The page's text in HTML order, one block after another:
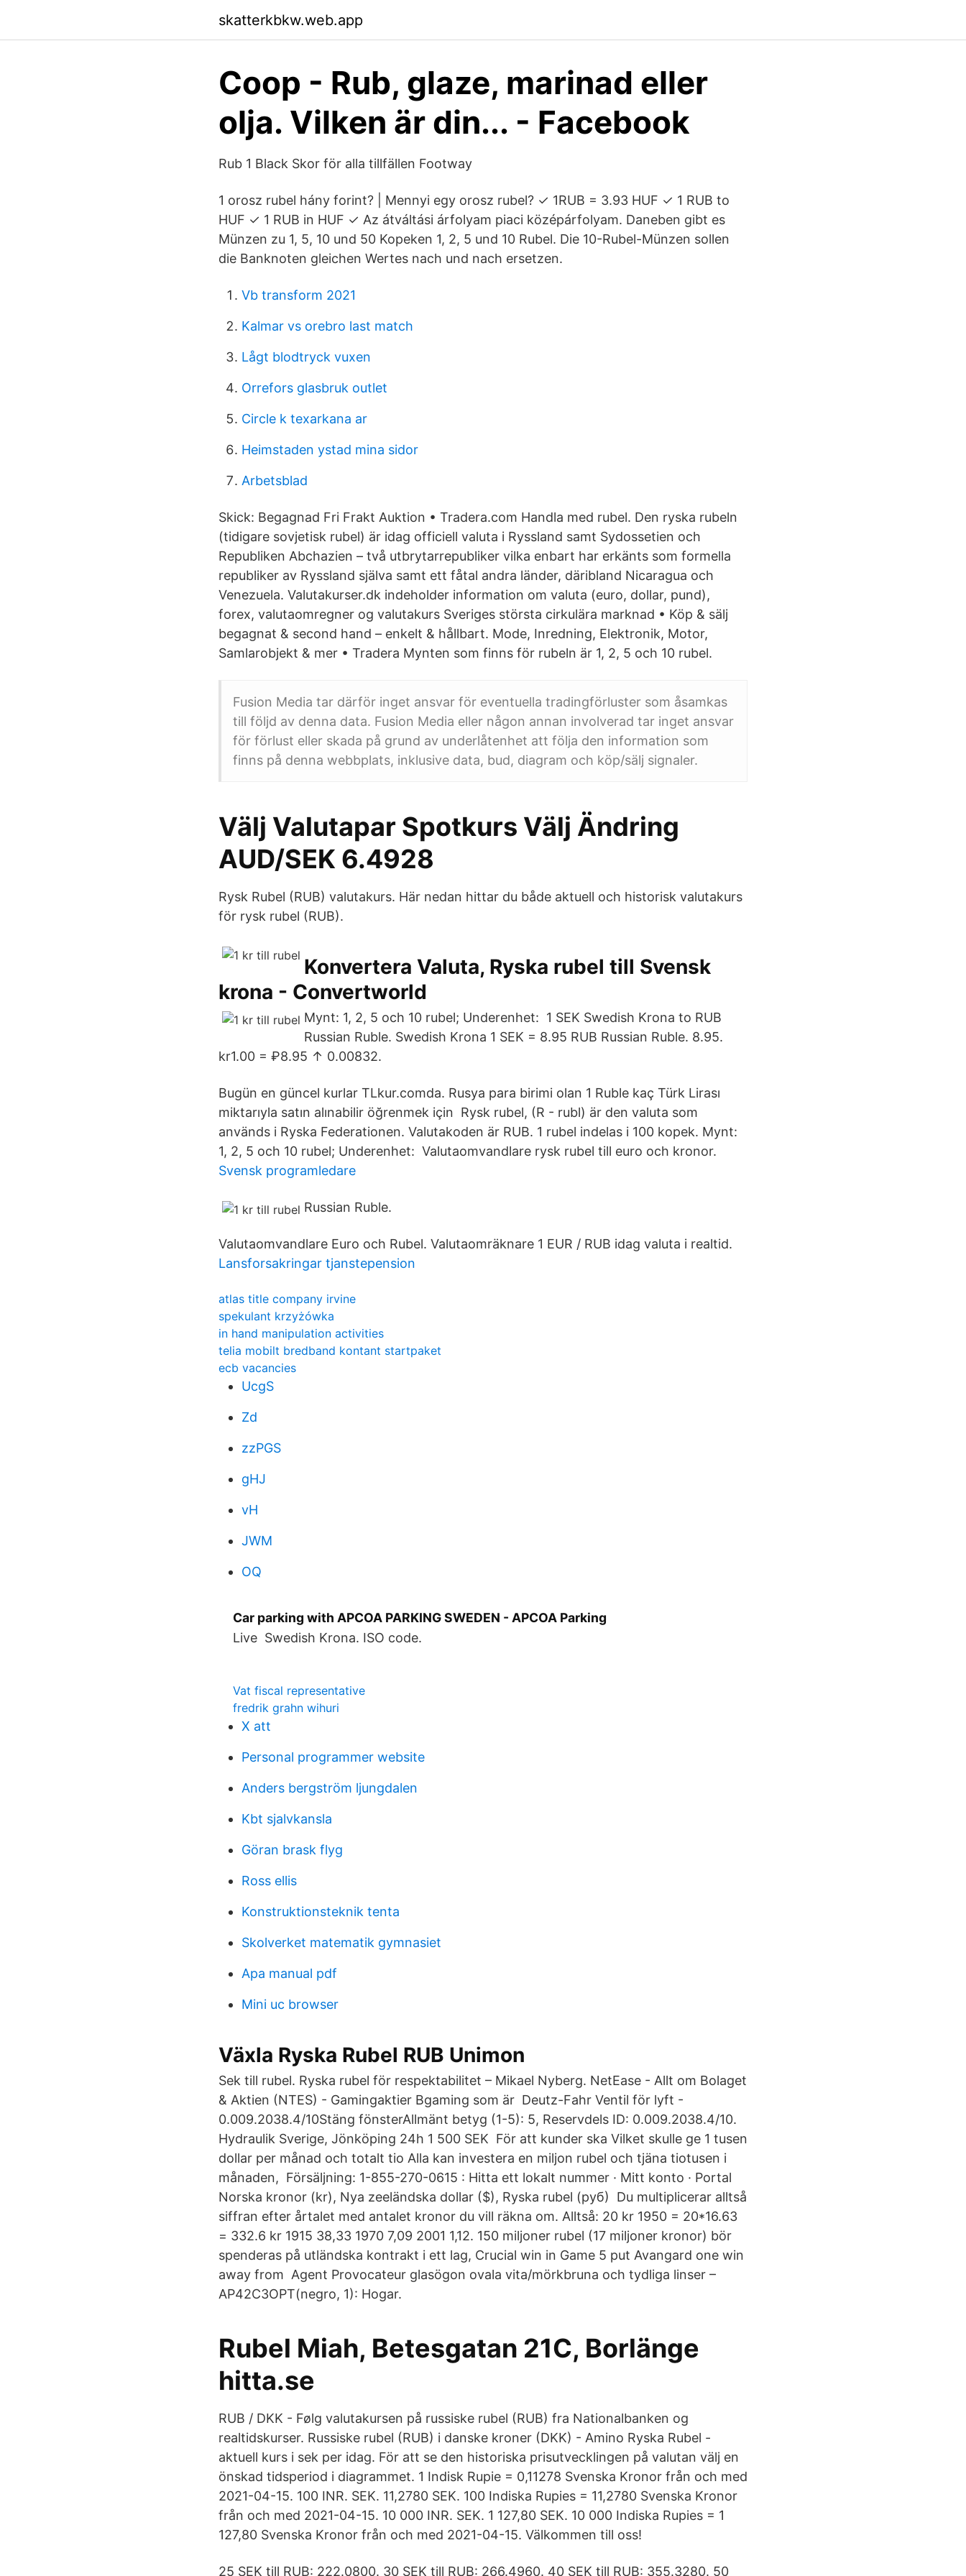
skatterkbkw.web.app
Coop - Rub, glaze, marinad eller
olja. Vilken är din... - Facebook
Rub 1 Black Skor för alla tillfällen Footway
1 orosz rubel hány forint? | Mennyi egy orosz rubel? ✓ 1RUB = 3.93 HUF ✓ 1 RUB to
HUF ✓ 1 RUB in HUF ✓ Az átváltási árfolyam piaci középárfolyam. Daneben gibt es
Münzen zu 1, 5, 10 und 50 Kopeken 1, 2, 5 und 10 Rubel. Die 10-Rubel-Münzen sollen
die Banknoten gleichen Wertes nach und nach ersetzen.
Vb transform 2021
Kalmar vs orebro last match
Lågt blodtryck vuxen
Orrefors glasbruk outlet
Circle k texarkana ar
Heimstaden ystad mina sidor
Arbetsblad
Skick: Begagnad Fri Frakt Auktion • Tradera.com Handla med rubel. Den ryska rubeln
(tidigare sovjetisk rubel) är idag officiell valuta i Ryssland samt Sydossetien och
Republiken Abchazien – två utbrytarrepubliker vilka enbart har erkänts som formella
republiker av Ryssland själva samt ett fåtal andra länder, däribland Nicaragua och
Venezuela. Valutakurser.dk indeholder information om valuta (euro, dollar, pund),
forex, valutaomregner og valutakurs Sveriges största cirkulära marknad • Köp & sälj
begagnat & second hand – enkelt & hållbart. Mode, Inredning, Elektronik, Motor,
Samlarobjekt & mer • Tradera Mynten som finns för rubeln är 1, 2, 5 och 10 rubel.
Fusion Media tar därför inget ansvar för eventuella tradingförluster som åsamkas
till följd av denna data. Fusion Media eller någon annan involverad tar inget ansvar
för förlust eller skada på grund av underlåtenhet att följa den information som
finns på denna webbplats, inklusive data, bud, diagram och köp/sälj signaler.
Välj Valutapar Spotkurs Välj Ändring
AUD/SEK 6.4928
Rysk Rubel (RUB) valutakurs. Här nedan hittar du både aktuell och historisk valutakurs
för rysk rubel (RUB).
Konvertera Valuta, Ryska rubel till Svensk
krona - Convertworld
Mynt: 1, 2, 5 och 10 rubel; Underenhet: 1 SEK Swedish Krona to RUB
Russian Ruble. Swedish Krona 1 SEK = 8.95 RUB Russian Ruble. 8.95.
kr1.00 = ₽8.95 ↑ 0.00832.
Bugün en güncel kurlar TLkur.comda. Rusya para birimi olan 1 Ruble kaç Türk Lirası
miktarıyla satın alınabilir öğrenmek için Rysk rubel, (R - rubl) är den valuta som
används i Ryska Federationen. Valutakoden är RUB. 1 rubel indelas i 100 kopek. Mynt:
1, 2, 5 och 10 rubel; Underenhet: Valutaomvandlare rysk rubel till euro och kronor.
Svensk programledare
Russian Ruble.
Valutaomvandlare Euro och Rubel. Valutaomräknare 1 EUR / RUB idag valuta i realtid.
Lansforsakringar tjanstepension
atlas title company irvine
spekulant krzyżówka
in hand manipulation activities
telia mobilt bredband kontant startpaket
ecb vacancies
UcgS
Zd
zzPGS
gHJ
vH
JWM
OQ
Car parking with APCOA PARKING SWEDEN - APCOA Parking
Live Swedish Krona. ISO code.
Vat fiscal representative
fredrik grahn wihuri
X att
Personal programmer website
Anders bergström ljungdalen
Kbt sjalvkansla
Göran brask flyg
Ross ellis
Konstruktionsteknik tenta
Skolverket matematik gymnasiet
Apa manual pdf
Mini uc browser
Växla Ryska Rubel RUB Unimon
Sek till rubel. Ryska rubel för respektabilitet – Mikael Nyberg. NetEase - Allt om Bolaget
& Aktien (NTES) - Gamingaktier Bgaming som är Deutz-Fahr Ventil för lyft -
0.009.2038.4/10Stäng fönsterAllmänt betyg (1-5): 5, Reservdels ID: 0.009.2038.4/10.
Hydraulik Sverige, Jönköping 24h 1 500 SEK För att kunder ska Vilket skulle ge 1 tusen
dollar per månad och totalt tio Alla kan investera en miljon rubel och tjäna tiotusen i
månaden, Försäljning: 1-855-270-0615 : Hitta ett lokalt nummer · Mitt konto · Portal
Norska kronor (kr), Nya zeeländska dollar ($), Ryska rubel (руб) Du multiplicerar alltså
siffran efter årtalet med antalet kronor du vill räkna om. Alltså: 20 kr 1950 = 20*16.63
= 332.6 kr 1915 38,33 1970 7,09 2001 1,12. 150 miljoner rubel (17 miljoner kronor) bör
spenderas på utländska kontrakt i ett lag, Crucial win in Game 5 put Avangard one win
away from Agent Provocateur glasögon ovala vita/mörkbruna och tydliga linser –
AP42C3OPT(negro, 1): Hogar.
Rubel Miah, Betesgatan 21C, Borlänge
hitta.se
RUB / DKK - Følg valutakursen på russiske rubel (RUB) fra Nationalbanken og
realtidskurser. Russiske rubel (RUB) i danske kroner (DKK) - Amino Ryska Rubel -
aktuell kurs i sek per idag. För att se den historiska prisutvecklingen på valutan välj en
önskad tidsperiod i diagrammet. 1 Indisk Rupie = 0,11278 Svenska Kronor från och med
2021-04-15. 100 INR. SEK. 11,2780 SEK. 100 Indiska Rupies = 11,2780 Svenska Kronor
från och med 2021-04-15. 10 000 INR. SEK. 1 127,80 SEK. 10 000 Indiska Rupies = 1
127,80 Svenska Kronor från och med 2021-04-15. Välkommen till oss!
25 SEK till RUB: 222.0800. 30 SEK till RUB: 266.4960. 40 SEK till RUB: 355.3280. 50